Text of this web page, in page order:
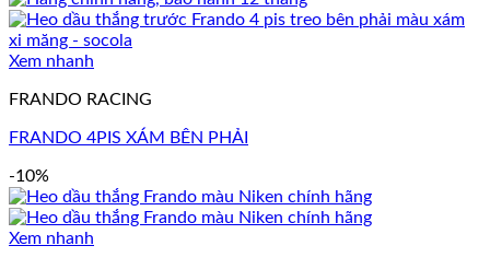
Xem nhanh
FRANDO RACING
FRANDO 4PIS XÁM BÊN PHẢI
-10%
Xem nhanh